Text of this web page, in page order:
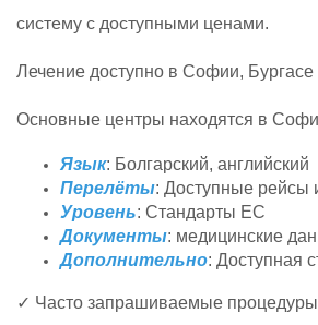
систему с доступными ценами.
Лечение доступно в Софии,
Основные центры находятся в
Язык: Болгарский, английский
Перелёты: Доступные рейсы
Уровень: Стандарты ЕС
Документы: медицинские
Дополнительно: Доступная
✓ Часто запрашиваемые